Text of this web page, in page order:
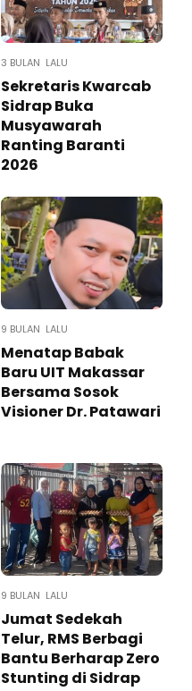
3 BULAN LALU
Sekretaris Kwarcab
Sidrap Buka
Musyawarah
Ranting Baranti
2026
9 BULAN LALU
Menatap Babak
Baru UIT Makassar
Bersama Sosok
Visioner Dr. Patawari
9 BULAN LALU
Jumat Sedekah
Telur, RMS Berbagi
Bantu Berharap Zero
Stunting di Sidrap